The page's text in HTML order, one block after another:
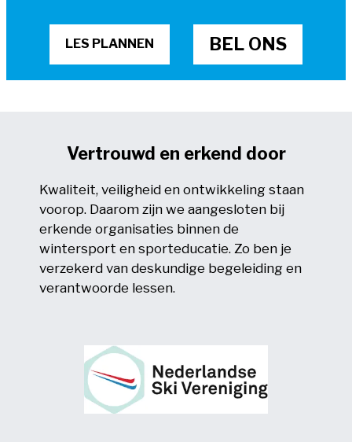
LES PLANNEN BEL ONS
Vertrouwd en erkend door
Kwaliteit, veiligheid en ontwikkeling staan
voorop. Daarom zijn we aangesloten bij
erkende organisaties binnen de
wintersport en sporteducatie. Zo ben je
verzekerd van deskundige begeleiding en
verantwoorde lessen.